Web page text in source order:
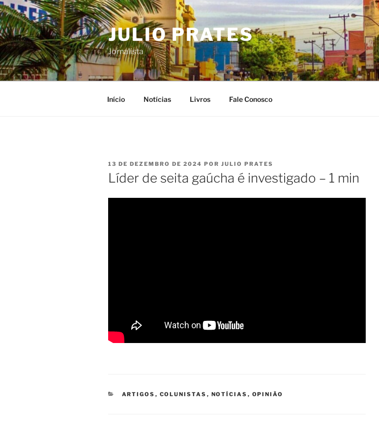
Pular
para
o
conteúdo
JULIO PRATES
Jornalista
Início Notícias Livros Fale Conosco
PUBLICADO
EM
13 DE DEZEMBRO DE 2024 POR JULIO PRATES
Líder de seita gaúcha é investigado – 1 min
CATEGORIAS
ARTIGOS , COLUNISTAS , NOTÍCIAS , OPINIÃO